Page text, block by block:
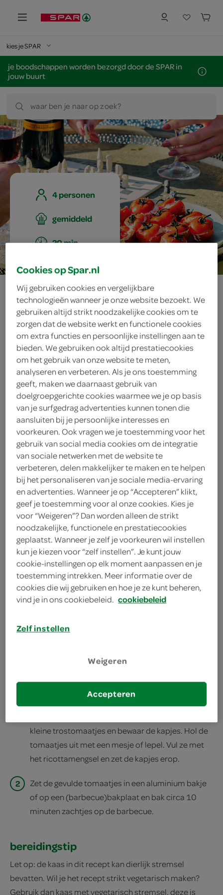
kies je SPAR
je boodschappen worden bezorgd door de SPAR in
jouw buurt
waar ben je naar op zoek?
4 personen
gemiddeld
20 min.
gevulde
tomaatjes van de
barbecue
ingrediënten
10 minitrostomaatjes
2 eetlepels rode pesto
3 eetlepels ricotta
kies je winkel
benodigdheden
barbecue
bereiden
deel op twitter
1
Meng de ricotta met de pesto en breng op smaak
kleine trostomaatjes en bewaar de kapjes. Hol de
tomaatjes uit met een mesje of lepel. Vul ze met
het ricottamengsel en zet de kapjes erop.
2
Zet de gevulde tomaatjes in een aluminium bakje
of op een (barbecue)bakplaat en bak circa 10
minuten zachtjes op de barbecue.
bereidingstip
Let op: de kaas in dit recept kan dierlijk stremsel
bevatten. Wil je het recept strikt vegetarisch maken?
Gebruik dan kaas met vegetarisch stremsel, deze is
Cookies op Spar.nl
Wij gebruiken cookies en vergelijkbare
technologieën wanneer je onze website bezoekt. We
gebruiken altijd strikt noodzakelijke cookies om te
zorgen dat de website werkt en functionele cookies
om extra functies en persoonlijke instellingen aan te
bieden. We gebruiken ook altijd prestatiecookies
om het gebruik van onze website te meten,
analyseren en verbeteren. Als je ons toestemming
geeft, maken we daarnaast gebruik van
doelgroepgerichte cookies waarmee we je op basis
van je surfgedrag advertenties kunnen tonen die
aansluiten bij je persoonlijke interesses en
voorkeuren. Ook vragen we je toestemming voor het
gebruik van social media cookies om de integratie
van sociale netwerken met de website te
verbeteren, delen makkelijker te maken en te helpen
bij het personaliseren van je sociale media-ervaring
en advertenties. Wanneer je op “Accepteren” klikt,
geef je toestemming voor al onze cookies. Kies je
voor “Weigeren”? Dan worden alleen de strikt
noodzakelijke, functionele en prestatiecookies
geplaatst. Wanneer je zelf je voorkeuren wil instellen
kun je kiezen voor “zelf instellen”. Je kunt jouw
cookie-instellingen op elk moment aanpassen en je
toestemming intrekken. Meer informatie over de
cookies die wij gebruiken en hoe je ze kunt beheren,
vind je in ons cookiebeleid. cookiebeleid
Zelf instellen
Weigeren
Accepteren